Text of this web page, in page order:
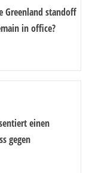
Greenland standoff
in office?
einen
gegen